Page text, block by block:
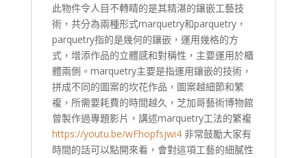
此物件令人目不轉睛的是其精湛的鑲嵌工藝技
術，共分為兩種形式marquetry和parquetry，
parquetry指的是幾何的鑲嵌，運用幾格的方
式，增添作品的立體感和對稱性，主要運用於櫃
體兩側。marquetry主要是指運用鑲嵌的技術，
拼成不同的圖案的坎花作品，圖案越細節和繁
複，所需要耗費的時間越久，芝加哥藝術博物館
曾製作過專題影片，講述marquetry工法的繁複
https://youtu.be/wFhopfsjwi4非常鼓勵大家有
時間的話可以點開來看，會對這項工藝的細膩性